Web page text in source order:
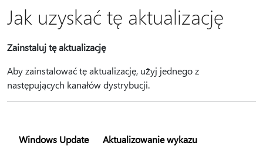
Jak uzyskać tę aktualizację
Zainstaluj tę aktualizację
Aby zainstalować tę aktualizację, użyj jednego z
następujących kanałów dystrybucji.
Windows Update Aktualizowanie wykazu